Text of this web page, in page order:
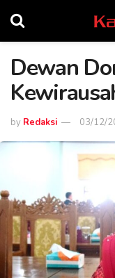
Dewan
by Redaksi 03/12/